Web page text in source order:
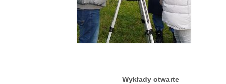
Zapytaj astronoma
Dla miłośników
Wykłady otwarte